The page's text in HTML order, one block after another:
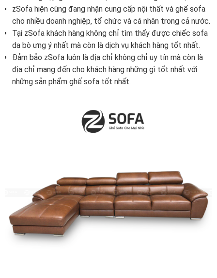
zSofa hiện cũng đang nhận cung cấp nội thất và ghế sofa
cho nhiều doanh nghiệp, tổ chức và cá nhân trong cả nước.
Tại zSofa khách hàng không chỉ tìm thấy được chiếc sofa
da bò ưng ý nhất mà còn là dịch vụ khách hàng tốt nhất.
Đảm bảo zSofa luôn là địa chỉ không chỉ uy tín mà còn là
địa chỉ mang đến cho khách hàng những gì tốt nhất với
những sản phẩm ghế sofa tốt nhất.